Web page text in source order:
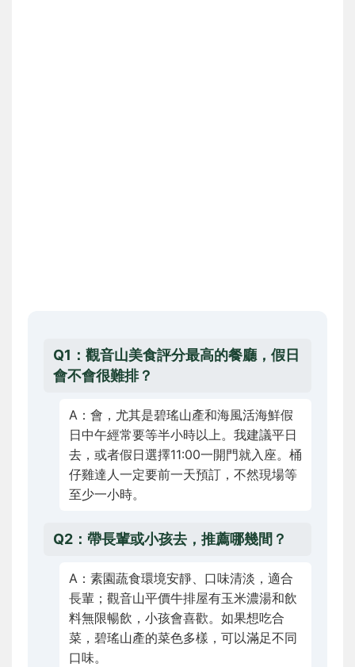
Q1：觀音山美食評分最高的餐廳，假日
會不會很難排？
A：會，尤其是碧瑤山產和海風活海鮮假
日中午經常要等半小時以上。我建議平日
去，或者假日選擇11:00一開門就入座。桶
仔雞達人一定要前一天預訂，不然現場等
至少一小時。
Q2：帶長輩或小孩去，推薦哪幾間？
A：素園蔬食環境安靜、口味清淡，適合
長輩；觀音山平價牛排屋有玉米濃湯和飲
料無限暢飲，小孩會喜歡。如果想吃合
菜，碧瑤山產的菜色多樣，可以滿足不同
口味。